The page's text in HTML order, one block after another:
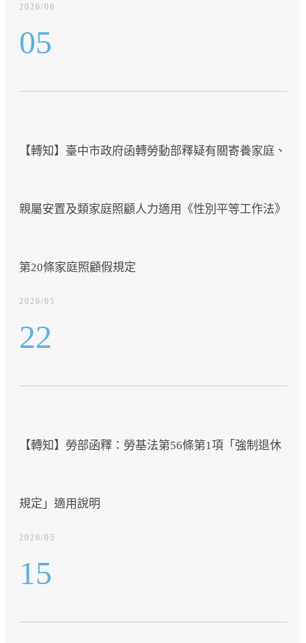
2026/06
05
【轉知】臺中市政府函轉勞動部釋疑有關寄養家庭、
親屬安置及類家庭照顧人力適用《性別平等工作法》
第20條家庭照顧假規定
2026/05
22
【轉知】勞部函釋：勞基法第56條第1項「強制退休
規定」適用說明
2026/05
15